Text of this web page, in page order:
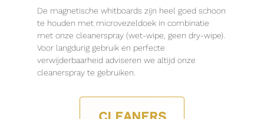
De magnetische whitboards zijn heel goed schoon
te houden met microvezeldoek in combinatie
met onze cleanerspray (wet-wipe, geen dry-wipe).
Voor langdurig gebruik en perfecte
verwijderbaarheid adviseren we altijd onze
cleanerspray te gebruiken.